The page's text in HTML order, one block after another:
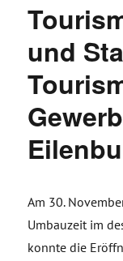
und
Am 30.
Umbauzeit im
konnte die